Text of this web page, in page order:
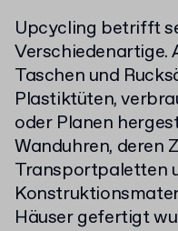
Upcycling betrifft
Verschiedenartige.
Taschen und
Plastiktüten,
oder Planen
Wanduhren, deren
Transportpaletten
Häuser gefertigt